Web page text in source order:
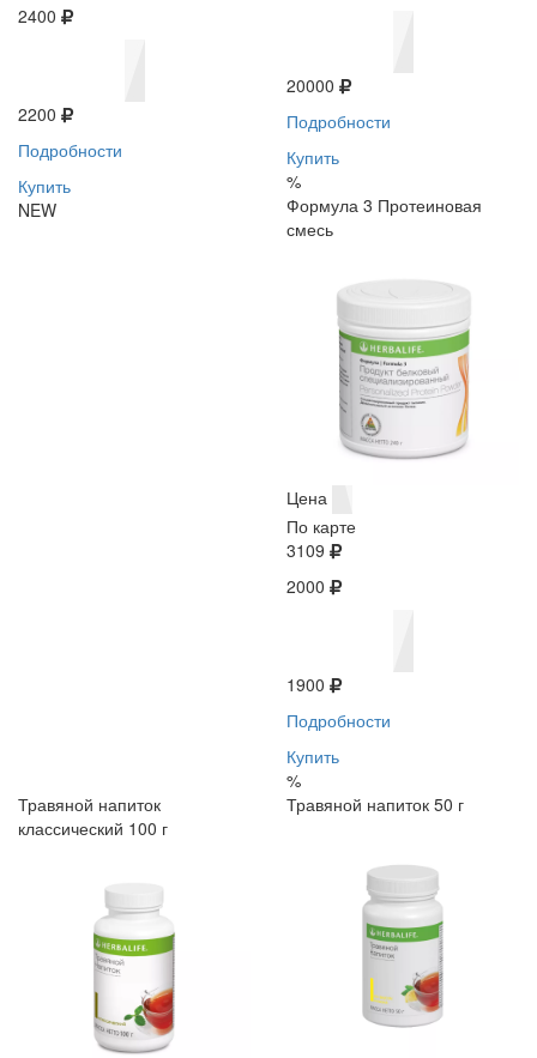
2400
2200
Подробности
Купить
NEW
20000
Подробности
Купить
%
Формула 3 Протеиновая
смесь
Цена
По карте
3109
2000
1900
Подробности
Купить
%
Травяной напиток
классический 100 г
Травяной напиток 50 г